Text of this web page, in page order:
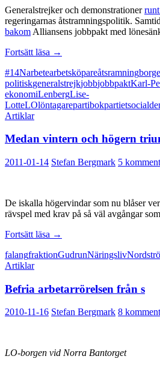
Generalstrejker och demonstrationer
regeringarnas åtstramningspolitik.
bakom Alliansens jobbpakt med
Fortsätt läsa Facklig-
samverkan
→
#14Narbetearbetsköpareåtsramning
politiskgeneralstrejkjobbjobbpaktKarl-
ekonomiLenbergLise-
LotteLOlöntagarepartibokpartiet
Artiklar
Medan vintern och högern
2011-01-14 Stefan Bergmark 5
De iskalla högervindar som nu blåser
rävspel med krav på så väl avgångar
Fortsätt läsa Medan
och
→
falangfraktionGudrunNäringsliv
Artiklar
Befria arbetarrörelsen från s
2010-11-16 Stefan Bergmark 8
LO-borgen vid Norra Bantorget